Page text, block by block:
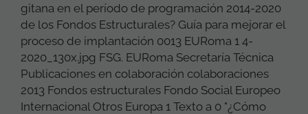
gitana en el período de programación 2014-2020
de los Fondos Estructurales? Guía para mejorar el
proceso de implantación 0013 EURoma 1 4-
2020_130x.jpg FSG. EURoma Secretaría Técnica
Publicaciones en colaboración colaboraciones
2013 Fondos estructurales Fondo Social Europeo
Internacional Otros Europa 1 Texto a 0 "¿Cómo